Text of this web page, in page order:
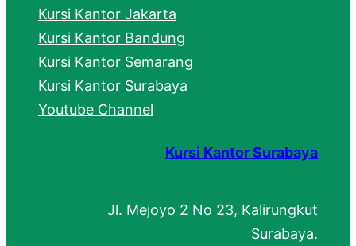
Kursi Kantor Jakarta
Kursi Kantor Bandung
Kursi Kantor Semarang
Kursi Kantor Surabaya
Youtube Channel
Kursi Kantor Surabaya
Jl. Mejoyo 2 No 23, Kalirungkut
Surabaya.